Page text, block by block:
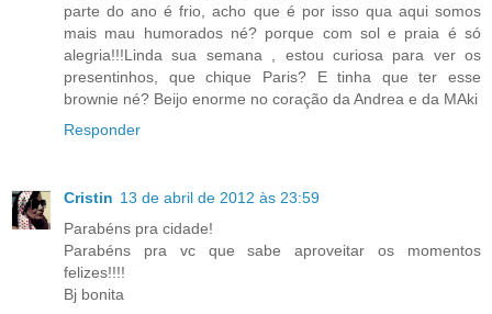
parte do ano é frio, acho que é por isso qua aqui somos
mais mau humorados né? porque com sol e praia é só
alegria!!!Linda sua semana , estou curiosa para ver os
presentinhos, que chique Paris? E tinha que ter esse
brownie né? Beijo enorme no coração da Andrea e da MAki
Responder
Cristin 13 de abril de 2012 às 23:59
Parabéns pra cidade!
Parabéns pra vc que sabe aproveitar os momentos
felizes!!!!
Bj bonita